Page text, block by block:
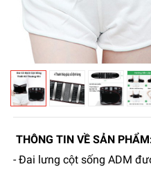
THÔNG TIN VỀ SẢN
- Đai lưng cột sống ADM